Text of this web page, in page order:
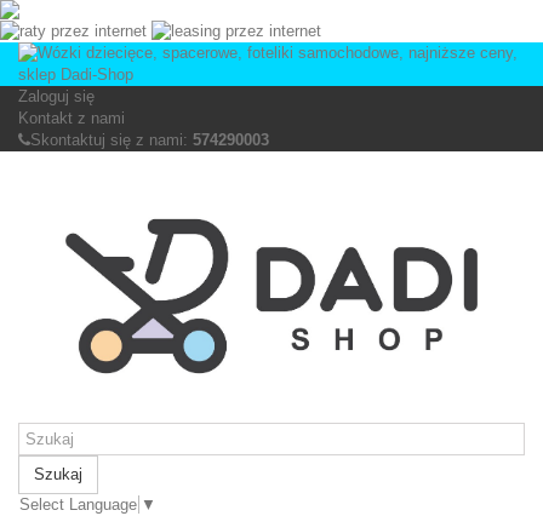
Zaloguj się
Kontakt z nami
Skontaktuj się z nami: 574290003
Szukaj
Select Language ▼